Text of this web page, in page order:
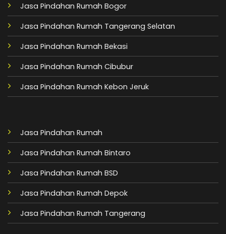
Jasa Pindahan Rumah Bogor
Jasa Pindahan Rumah Tangerang Selatan
Jasa Pindahan Rumah Bekasi
Jasa Pindahan Rumah Cibubur
Jasa Pindahan Rumah Kebon Jeruk
Jasa Pindahan Rumah
Jasa Pindahan Rumah Bintaro
Jasa Pindahan Rumah BSD
Jasa Pindahan Rumah Depok
Jasa Pindahan Rumah Tangerang